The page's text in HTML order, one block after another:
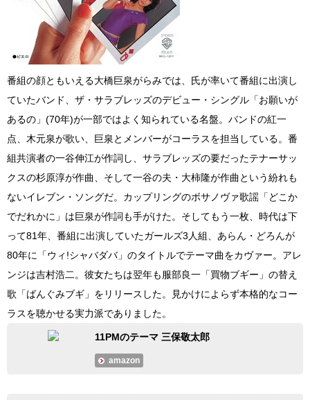
番組の顔ともいえる大橋巨泉がらみでは、氏が率いて番組に出演し
ていたバンド、ザ・サラブレッズのデビュー・シングル「お願いが
あるの」(70年)が一部ではよく知られている名盤。バンドの紅一
点、木元泉が歌い、巨泉とメンバーがコーラスを担当している。番
組共演者の一谷伸江が作詞し、サラブレッズの要だったテナーサッ
クスの杉原淳が作曲、そして一谷の夫・大柿隆が作曲という紛れも
ないイレブン・ソングだ。カップリングのボサノヴァ歌謡「どこか
でだれかに」は巨泉が作詞も手がけた。そしてもう一枚、時代は下
って81年、番組に出演していたガールズ3人組、あらん・どろんが
80年に「ウィ!シャバダバ」のタイトルでテーマ曲をカヴァー。アレ
ンジは吉村浩二。彼女たちは翌年も服部良一「買物ブギー」の替え
歌「ばんぐみブギ」をリリースした。見かけによらず本格的なコー
ラスを聴かせる実力派でありました。
11PMのテーマ 三保敬太郎
amazon